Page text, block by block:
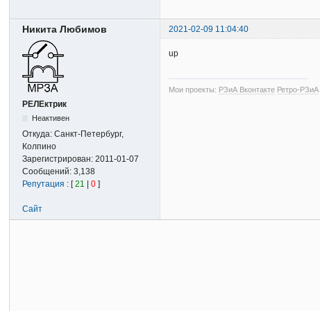
Никита Любимов 2021-02-09 11:04:40
РЕЛЕктрик
Неактивен
Откуда:Санкт-Петербург,
Колпино
Зарегистрирован:2011-01-07
Сообщений:3,138
Репутация : [21 |0 ]
up
Мои проекты: РЗиА Вконтакте Ретро-РЗиА
Сайт